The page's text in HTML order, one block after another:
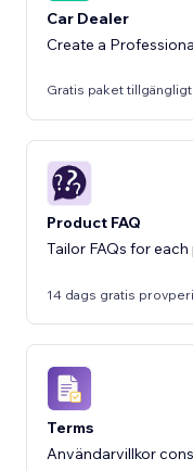
Car Dealer
Create a
Gratis paket tillgängligt
Product FAQ
Tailor FAQs for
14 dags gratis
Terms
Användarvillkor